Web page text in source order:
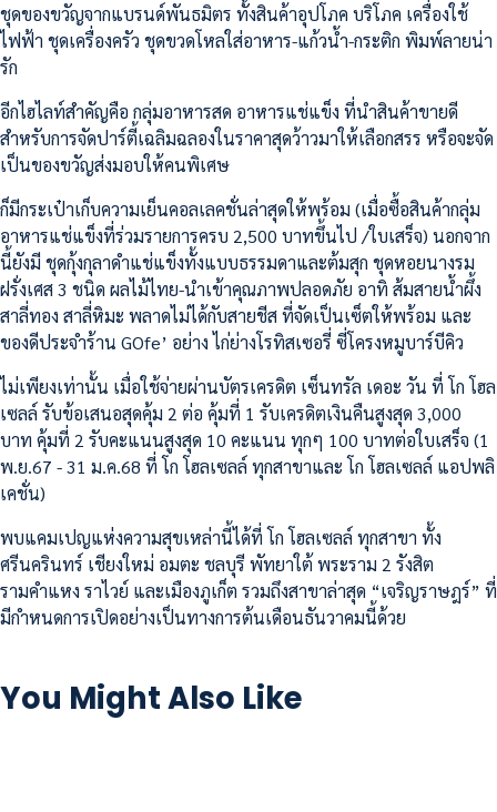
ชุดของขวัญจากแบรนด์พันธมิตร ทั้งสินค้าอุปโภค บริโภค เครื่องใช้
ไฟฟ้า ชุดเครื่องครัว ชุดขวดโหลใส่อาหาร-แก้วน้ำ-กระติก พิมพ์ลายน่า
รัก
อีกไฮไลท์สำคัญคือ กลุ่มอาหารสด อาหารแช่แข็ง ที่นำสินค้าขายดี
สำหรับการจัดปาร์ตี้เฉลิมฉลองในราคาสุดว้าวมาให้เลือกสรร หรือจะจัด
เป็นของขวัญส่งมอบให้คนพิเศษ
ก็มีกระเป๋าเก็บความเย็นคอลเลคชั่นล่าสุดให้พร้อม (เมื่อซื้อสินค้ากลุ่ม
อาหารแช่แข็งที่ร่วมรายการครบ 2,500 บาทขึ้นไป /ใบเสร็จ) นอกจาก
นี้ยังมี ชุดกุ้งกุลาดำแช่แข็งทั้งแบบธรรมดาและต้มสุก ชุดหอยนางรม
ฝรั่งเศส 3 ชนิด ผลไม้ไทย-นำเข้าคุณภาพปลอดภัย อาทิ ส้มสายน้ำผึ้ง
สาลี่ทอง สาลี่หิมะ พลาดไม่ได้กับสายชีส ที่จัดเป็นเซ็ตให้พร้อม และ
ของดีประจำร้าน GOfe’ อย่าง ไก่ย่างโรทิสเซอรี่ ซี่โครงหมูบาร์บีคิว
ไม่เพียงเท่านั้น เมื่อใช้จ่ายผ่านบัตรเครดิต เซ็นทรัล เดอะ วัน ที่ โก โฮล
เซลล์ รับข้อเสนอสุดคุ้ม 2 ต่อ คุ้มที่ 1 รับเครดิตเงินคืนสูงสุด 3,000
บาท คุ้มที่ 2 รับคะแนนสูงสุด 10 คะแนน ทุกๆ 100 บาทต่อใบเสร็จ (1
พ.ย.67 - 31 ม.ค.68 ที่ โก โฮลเซลล์ ทุกสาขาและ โก โฮลเซลล์ แอปพลิ
เคชั่น)
พบแคมเปญแห่งความสุขเหล่านี้ได้ที่ โก โฮลเซลล์ ทุกสาขา ทั้ง
ศรีนครินทร์ เชียงใหม่ อมตะ ชลบุรี พัทยาใต้ พระราม 2 รังสิต
รามคำแหง ราไวย์ และเมืองภูเก็ต รวมถึงสาขาล่าสุด “เจริญราษฎร์” ที่
มีกำหนดการเปิดอย่างเป็นทางการต้นเดือนธันวาคมนี้ด้วย
You Might Also Like